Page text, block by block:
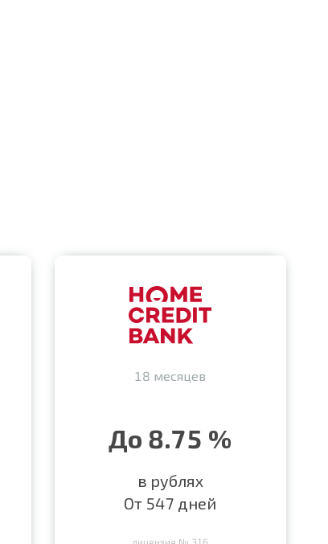
18 месяцев
До 8.75 %
в рублях
От 547 дней
лицензия № 316